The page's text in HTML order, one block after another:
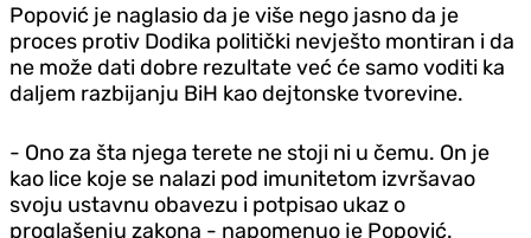
Popović je naglasio da je više nego jasno da je
proces protiv Dodika politički nevješto montiran i da
ne može dati dobre rezultate već će samo voditi ka
daljem razbijanju BiH kao dejtonske tvorevine.
- Ono za šta njega terete ne stoji ni u čemu. On je
kao lice koje se nalazi pod imunitetom izvršavao
svoju ustavnu obavezu i potpisao ukaz o
proglašenju zakona - napomenuo je Popović.